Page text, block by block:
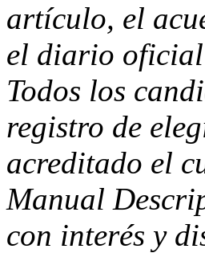
artículo, el
el diario
Todos los
registro de
acreditado el
Manual
con interés y